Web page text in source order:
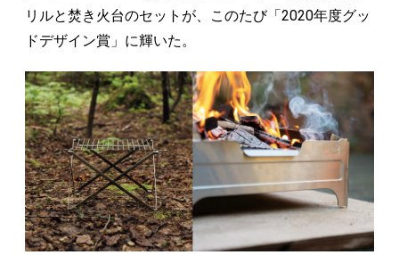
リルと焚き火台のセットが、このたび「2020年度グッ
ドデザイン賞」に輝いた。